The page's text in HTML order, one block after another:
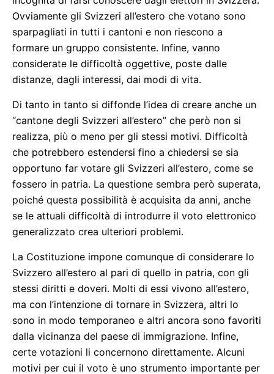
Ovviamente gli Svizzeri all’estero che votano sono
sparpagliati in tutti i cantoni e non riescono a
formare un gruppo consistente. Infine, vanno
considerate le difficoltà oggettive, poste dalle
distanze, dagli interessi, dai modi di vita.
Di tanto in tanto si diffonde l’idea di creare anche un
“cantone degli Svizzeri all’estero” che però non si
realizza, più o meno per gli stessi motivi. Difficoltà
che potrebbero estendersi fino a chiedersi se sia
opportuno far votare gli Svizzeri all’estero, come se
fossero in patria. La questione sembra però superata,
poiché questa possibilità è acquisita da anni, anche
se le attuali difficoltà di introdurre il voto elettronico
generalizzato crea ulteriori problemi.
La Costituzione impone comunque di considerare lo
Svizzero all’estero al pari di quello in patria, con gli
stessi diritti e doveri. Molti di essi vivono all’estero,
ma con l’intenzione di tornare in Svizzera, altri lo
sono in modo temporaneo e altri ancora sono favoriti
dalla vicinanza del paese di immigrazione. Infine,
certe votazioni li concernono direttamente. Alcuni
motivi per cui il voto è uno strumento importante per